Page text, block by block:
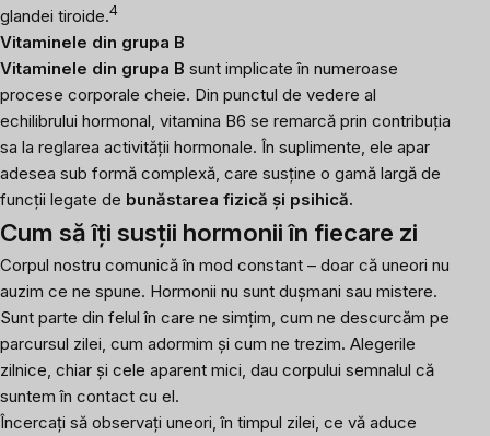
glandei tiroide.4
Vitaminele din grupa B
Vitaminele din grupa B sunt implicate în numeroase
procese corporale cheie. Din punctul de vedere al
echilibrului hormonal, vitamina B6 se remarcă prin contribuția
sa la reglarea activității hormonale. În suplimente, ele apar
adesea sub formă complexă, care susține o gamă largă de
funcții legate de bunăstarea fizică și psihică.
Cum să îți susții hormonii în fiecare zi
Corpul nostru comunică în mod constant – doar că uneori nu
auzim ce ne spune. Hormonii nu sunt dușmani sau mistere.
Sunt parte din felul în care ne simțim, cum ne descurcăm pe
parcursul zilei, cum adormim și cum ne trezim. Alegerile
zilnice, chiar și cele aparent mici, dau corpului semnalul că
suntem în contact cu el.
Încercați să observați uneori, în timpul zilei, ce vă aduce